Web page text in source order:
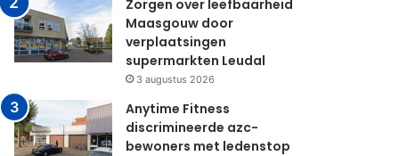
Zorgen over leefbaarheid
Maasgouw door
verplaatsingen
supermarkten Leudal
3 augustus 2026
Anytime Fitness
discrimineerde azc-
bewoners met ledenstop